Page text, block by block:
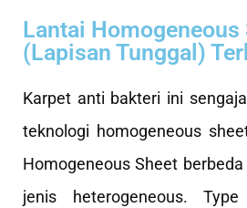
Lantai Homogeneous
(Lapisan Tunggal)
Karpet anti bakteri ini
teknologi homogeneous
Homogeneous Sheet
jenis heterogeneous.